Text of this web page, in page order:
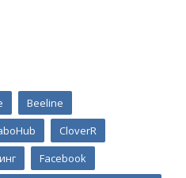
Beeline
CloverR
Facebook